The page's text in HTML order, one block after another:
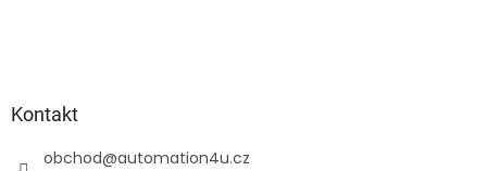
Kontakt
obchod@automation4u.cz